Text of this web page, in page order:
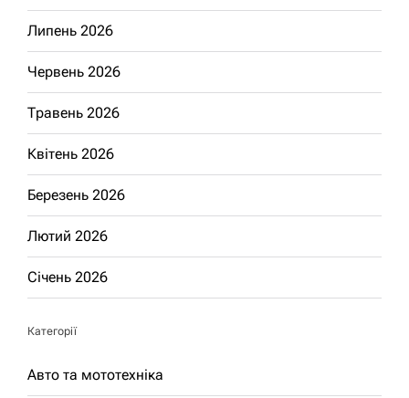
Липень 2026
Червень 2026
Травень 2026
Квітень 2026
Березень 2026
Лютий 2026
Січень 2026
Категорії
Авто та мототехніка